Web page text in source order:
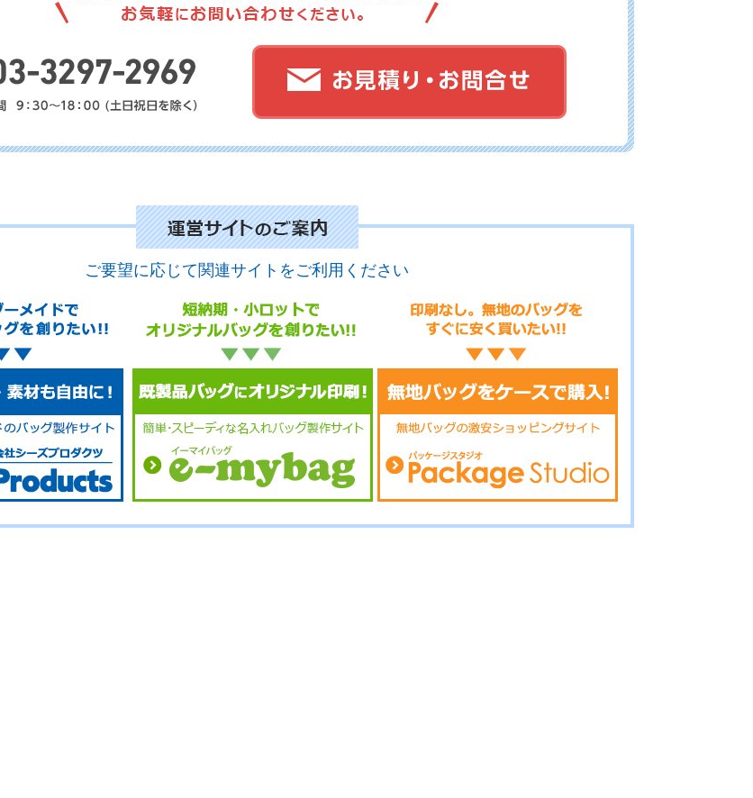
No.7-021 No.7-020 No.7-019
No.7-012 No.7-011 No.7-010
ご要望に応じて関連サイトをご利用ください